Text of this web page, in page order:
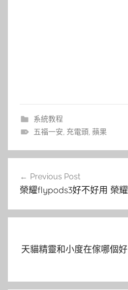
系統教程
五福一安, 充電頭, 蘋果
覽
Previous Post
榮耀flypods3好不好用 榮
天貓精靈和小度在傢哪個